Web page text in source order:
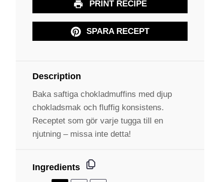
PRINT RECIPE
SPARA RECEPT
Description
Baka saftiga chokladmuffins med djup
chokladsmak och fluffig konsistens.
Receptet som gör varje tugga till en
njutning – missa inte detta!
Ingredients